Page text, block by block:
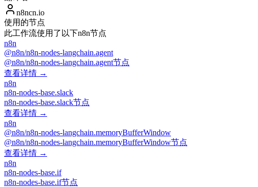
n8ncn.io
使用的节点
此工作流使用了以下n8n节点
n8n
@n8n/n8n-nodes-langchain.agent
@n8n/n8n-nodes-langchain.agent节点
查看详情 →
n8n
n8n-nodes-base.slack
n8n-nodes-base.slack节点
查看详情 →
n8n
@n8n/n8n-nodes-langchain.memoryBufferWindow
@n8n/n8n-nodes-langchain.memoryBufferWindow节点
查看详情 →
n8n
n8n-nodes-base.if
n8n-nodes-base.if节点